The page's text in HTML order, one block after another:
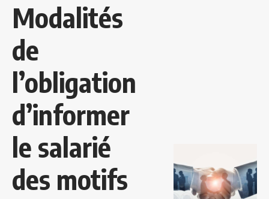
Modalités
de
l’obligation
d’informer
le salarié
des motifs